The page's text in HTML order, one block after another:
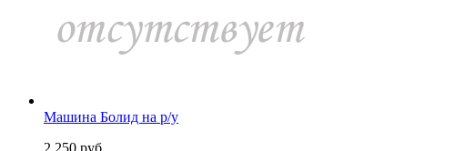
Машина Болид на р/у
2 250 руб